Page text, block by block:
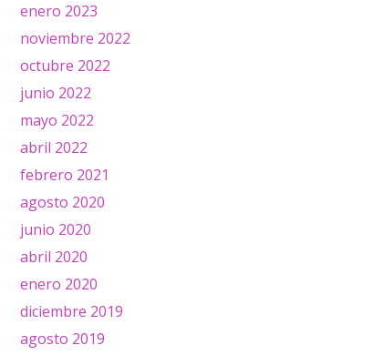
enero 2023
noviembre 2022
octubre 2022
junio 2022
mayo 2022
abril 2022
febrero 2021
agosto 2020
junio 2020
abril 2020
enero 2020
diciembre 2019
agosto 2019